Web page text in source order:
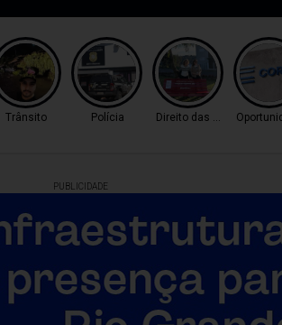
Trânsito Polícia Direito das Mulheres
PUBLICIDADE